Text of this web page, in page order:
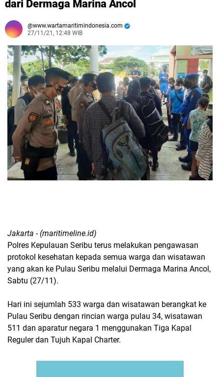
dari Dermaga Marina Ancol
www.wartamaritimindonesia.com
27/11/21, 12:48 WIB
Jakarta - (maritimeline.id)
Polres Kepulauan Seribu terus melakukan pengawasan
protokol kesehatan kepada semua warga dan wisatawan
yang akan ke Pulau Seribu melalui Dermaga Marina Ancol,
Sabtu (27/11).
Hari ini sejumlah 533 warga dan wisatawan berangkat ke
Pulau Seribu dengan rincian warga pulau 34, wisatawan
511 dan aparatur negara 1 menggunakan Tiga Kapal
Reguler dan Tujuh Kapal Charter.